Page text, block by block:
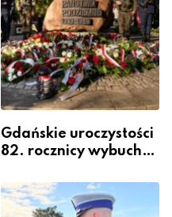
Gdańskie uroczystości
82. rocznicy wybuchu
Warszawskiego